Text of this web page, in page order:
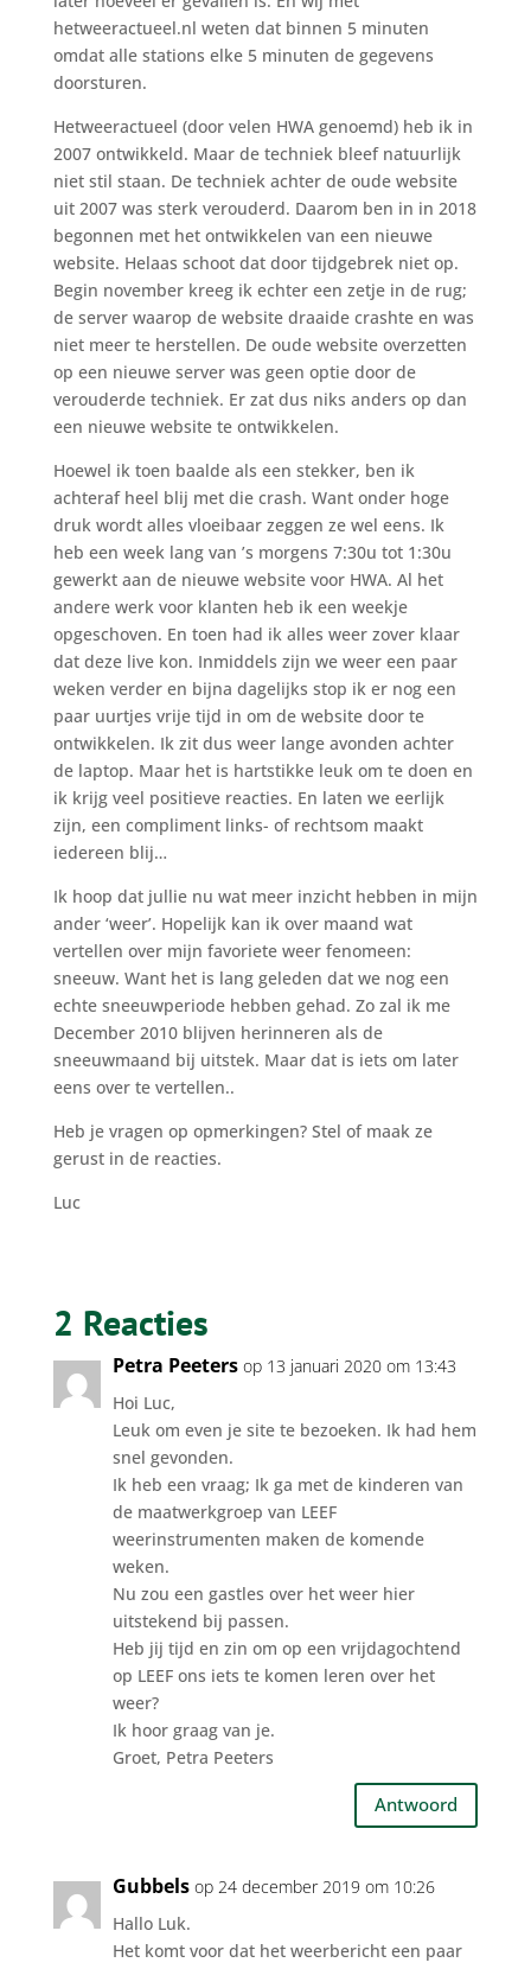
hetweeractueel.nl weten dat binnen 5 minuten
omdat alle stations elke 5 minuten de gegevens
doorsturen.
Hetweeractueel (door velen HWA genoemd) heb ik in
2007 ontwikkeld. Maar de techniek bleef natuurlijk
niet stil staan. De techniek achter de oude website
uit 2007 was sterk verouderd. Daarom ben in in 2018
begonnen met het ontwikkelen van een nieuwe
website. Helaas schoot dat door tijdgebrek niet op.
Begin november kreeg ik echter een zetje in de rug;
de server waarop de website draaide crashte en was
niet meer te herstellen. De oude website overzetten
op een nieuwe server was geen optie door de
verouderde techniek. Er zat dus niks anders op dan
een nieuwe website te ontwikkelen.
Hoewel ik toen baalde als een stekker, ben ik
achteraf heel blij met die crash. Want onder hoge
druk wordt alles vloeibaar zeggen ze wel eens. Ik
heb een week lang van ’s morgens 7:30u tot 1:30u
gewerkt aan de nieuwe website voor HWA. Al het
andere werk voor klanten heb ik een weekje
opgeschoven. En toen had ik alles weer zover klaar
dat deze live kon. Inmiddels zijn we weer een paar
weken verder en bijna dagelijks stop ik er nog een
paar uurtjes vrije tijd in om de website door te
ontwikkelen. Ik zit dus weer lange avonden achter
de laptop. Maar het is hartstikke leuk om te doen en
ik krijg veel positieve reacties. En laten we eerlijk
zijn, een compliment links- of rechtsom maakt
iedereen blij…
Ik hoop dat jullie nu wat meer inzicht hebben in mijn
ander ‘weer’. Hopelijk kan ik over maand wat
vertellen over mijn favoriete weer fenomeen:
sneeuw. Want het is lang geleden dat we nog een
echte sneeuwperiode hebben gehad. Zo zal ik me
December 2010 blijven herinneren als de
sneeuwmaand bij uitstek. Maar dat is iets om later
eens over te vertellen..
Heb je vragen op opmerkingen? Stel of maak ze
gerust in de reacties.
Luc
2 Reacties
Petra Peeters op 13 januari 2020 om 13:43
Hoi Luc,
Leuk om even je site te bezoeken. Ik had hem
snel gevonden.
Ik heb een vraag; Ik ga met de kinderen van
de maatwerkgroep van LEEF
weerinstrumenten maken de komende
weken.
Nu zou een gastles over het weer hier
uitstekend bij passen.
Heb jij tijd en zin om op een vrijdagochtend
op LEEF ons iets te komen leren over het
weer?
Ik hoor graag van je.
Groet, Petra Peeters
Antwoord
Gubbels op 24 december 2019 om 10:26
Hallo Luk.
Het komt voor dat het weerbericht een paar